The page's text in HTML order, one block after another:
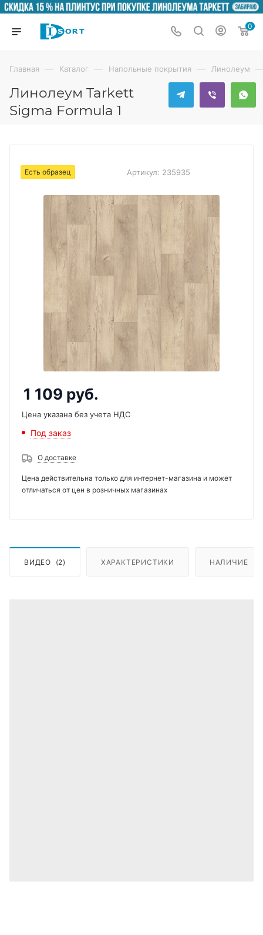
0
Главная — Каталог — Напольные покрытия — Линолеум
Линолеум Tarkett
Sigma Formula 1
Есть образец Артикул: 235935
1 109 руб.
Цена указана без учета НДС
Под заказ
О доставке
Цена действительна только для интернет-магазина и может
отличаться от цен в розничных магазинах
ВИДЕО (2) ХАРАКТЕРИСТИКИ НАЛИЧИЕ